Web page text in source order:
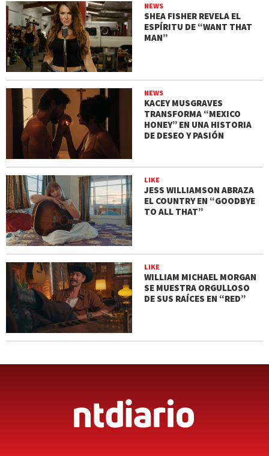
NEWS
SHEA FISHER REVELA EL
ESPÍRITU DE “WANT THAT
MAN”
NEWS
KACEY MUSGRAVES
TRANSFORMA “MEXICO
HONEY” EN UNA HISTORIA
DE DESEO Y PASIÓN
LIKE
JESS WILLIAMSON ABRAZA
EL COUNTRY EN “GOODBYE
TO ALL THAT”
LIKE
WILLIAM MICHAEL MORGAN
SE MUESTRA ORGULLOSO
DE SUS RAÍCES EN “RED”